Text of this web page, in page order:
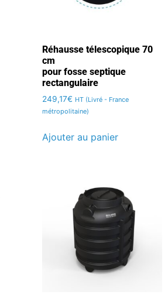
Réhausse télescopique 70
cm
pour fosse septique
rectangulaire
249,17€ HT (Livré - France
métropolitaine)
Ajouter au panier